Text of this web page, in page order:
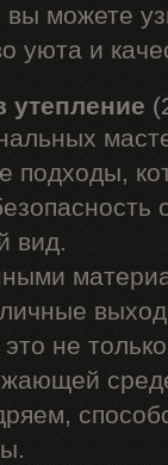
можете
уюта и
утепление
подходы,
вид.
не